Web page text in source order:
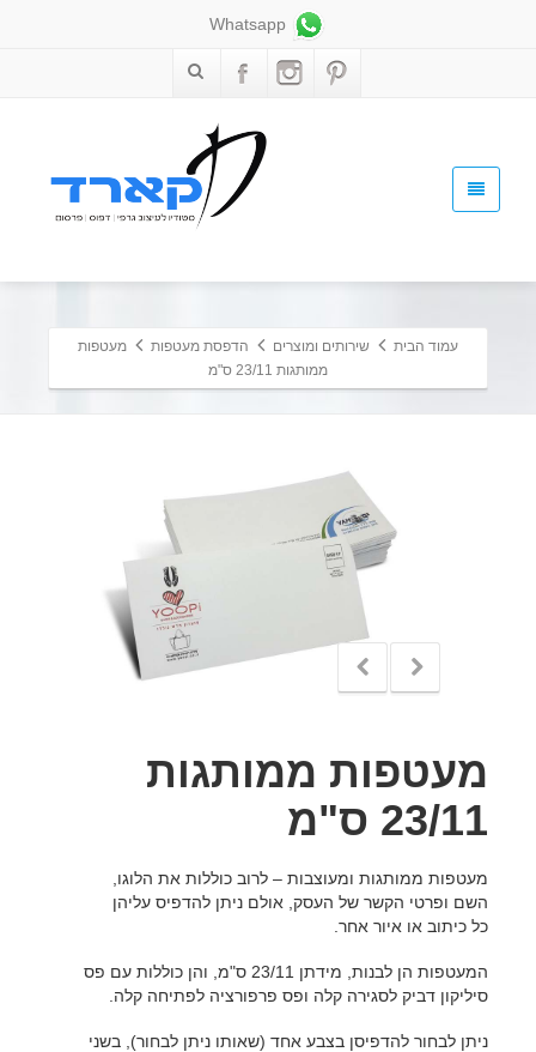
עמוד הבית שירותים ומוצרים הדפסת מעטפות
מעטפות
ממותגות 23/11 ס"מ
מעטפות ממותגות
23/11 ס"מ
מעטפות ממותגות ומעוצבות – לרוב כוללות את הלוגו,
השם ופרטי הקשר של העסק, אולם ניתן להדפיס עליהן
כל כיתוב או איור אחר.
המעטפות הן לבנות, מידתן 23/11 ס"מ, והן כוללות עם פס
סיליקון דביק לסגירה קלה ופס פרפורציה לפתיחה קלה.
ניתן לבחור להדפיסן בצבע אחד (שאותו ניתן לבחור), בשני